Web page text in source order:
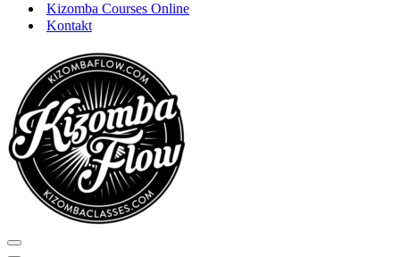
Kizomba Courses Online
Kontakt
Navigeringsmeny